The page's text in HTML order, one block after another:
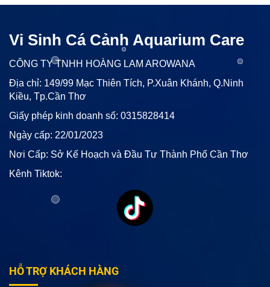
Vi Sinh Cá Cảnh Aquarium Care
CÔNG TY TNHH HOÀNG LAM AROWANA
Địa chỉ: 149/99 Mạc Thiên Tích, P.Xuân Khánh, Q.Ninh
Kiều, Tp.Cần Thơ
Giấy phép kinh doanh số: 0315828414
Ngày cấp: 22/01/2023
Nơi Cấp: Sở Kế Hoạch và Đầu Tư Thành Phố Cần Thơ
Kênh Tiktok:
HỖ TRỢ KHÁCH HÀNG